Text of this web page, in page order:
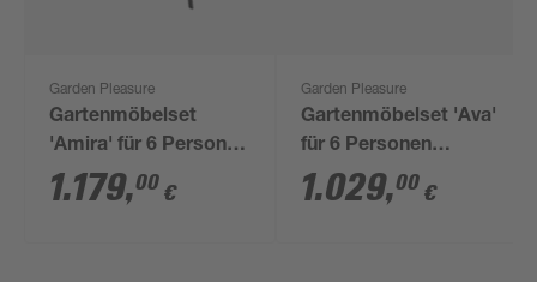
Garden Pleasure
Gartenmöbelset
'Amira' für 6 Personen
Aluminium
1.179,00 €
Garden Pleasure
Gartenmöbelset 'Ava'
für 6 Personen
Aluminium
1.029,00 €